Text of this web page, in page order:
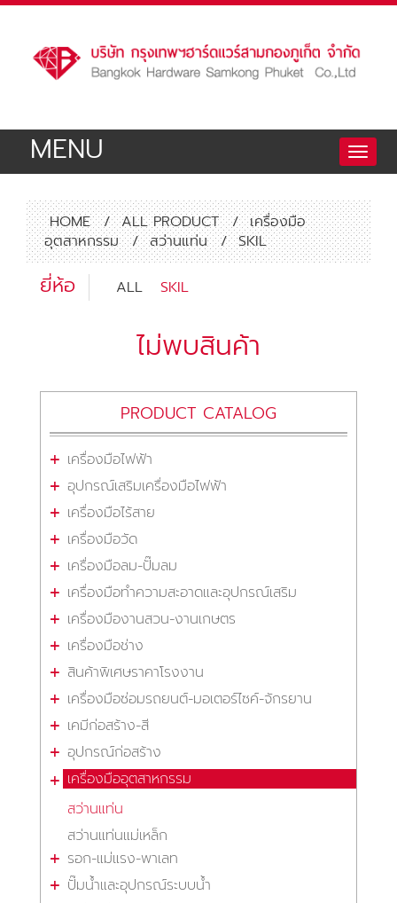
Toggle
MENU
HOME / ALL PRODUCT / เครื่องมือ
อุตสาหกรรม
/ สว่านแท่น / SKIL
ยี่ห้อ ALL SKIL
ไม่พบสินค้า
PRODUCT CATALOG
เครื่องมือไฟฟ้า
อุปกรณ์เสริมเครื่องมือไฟฟ้า
เครื่องมือไร้สาย
เครื่องมือวัด
เครื่องมือลม-ปั๊มลม
เครื่องมือทำความสะอาดและอุปกรณ์เสริม
เครื่องมืองานสวน-งานเกษตร
เครื่องมือช่าง
สินค้าพิเศษราคาโรงงาน
เครื่องมือซ่อมรถยนต์-มอเตอร์ไซค์-จักรยาน
เคมีก่อสร้าง-สี
อุปกรณ์ก่อสร้าง
เครื่องมืออุตสาหกรรม
สว่านแท่น
สว่านแท่นแม่เหล็ก
รอก-แม่แรง-พาเลท
ปั๊มน้ำและอุปกรณ์ระบบน้ำ